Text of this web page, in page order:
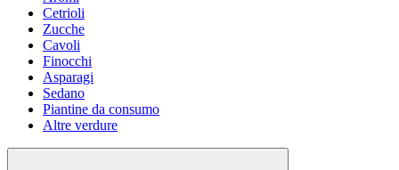
Cetrioli
Zucche
Cavoli
Finocchi
Asparagi
Sedano
Piantine da consumo
Altre verdure